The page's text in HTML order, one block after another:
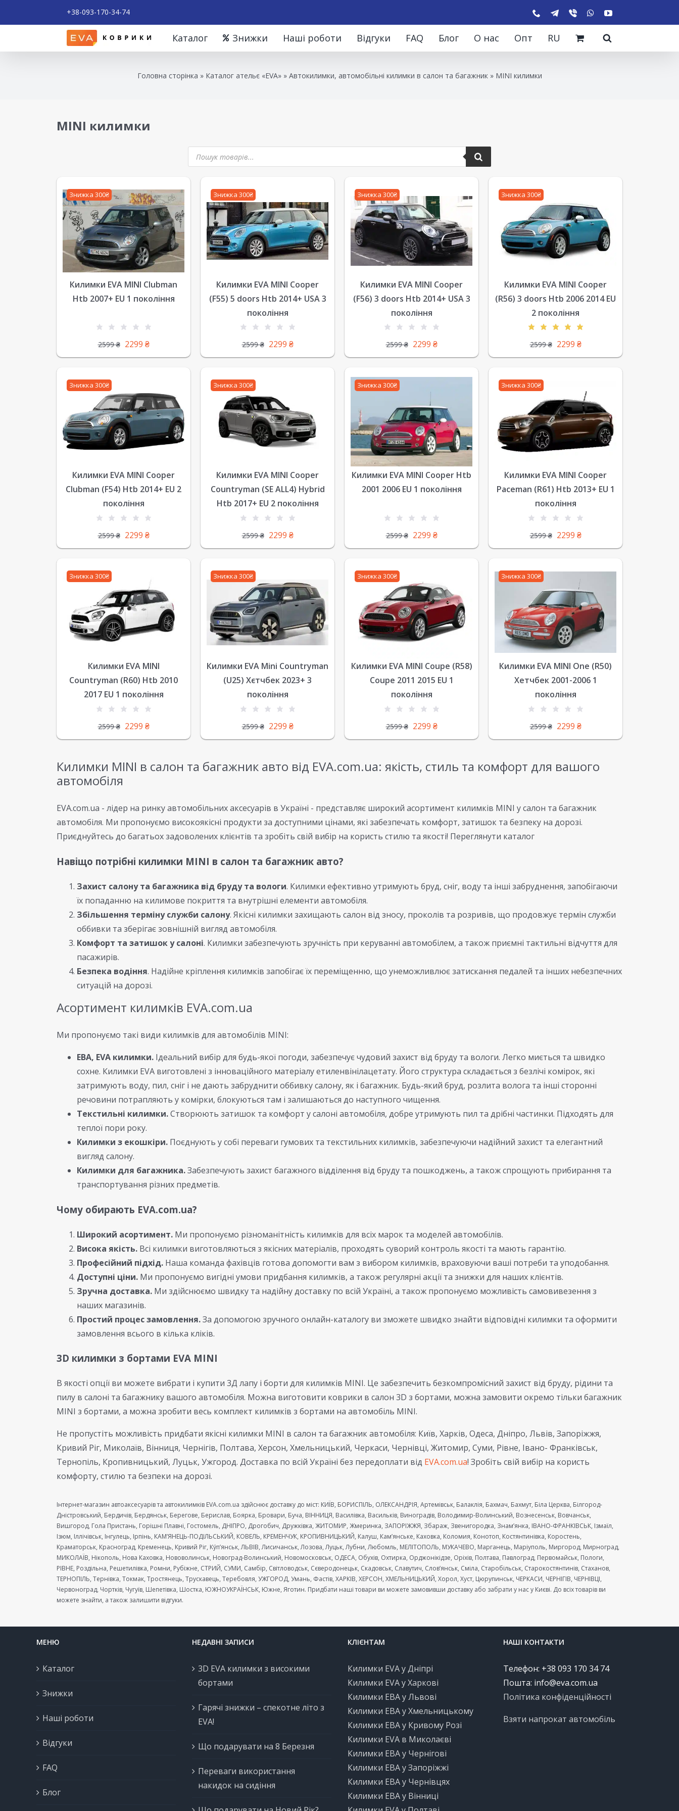
+38-093-170-34-74
Каталог Знижки Наші роботи Відгуки FAQ Блог О нас Опт RU
Головна сторінка » Каталог ательє «EVA»» Автокилимки, автомобільні килимки в салон та багажник» MINI килимки
MINI килимки
Знижка 300₴
Килимки EVA MINI Clubman
Htb 2007+ EU 1 покоління
2599₴ 2299 ₴
Знижка 300₴
Килимки EVA MINI Cooper
(F55) 5 doors Htb 2014+ USA 3
покоління
2599₴ 2299 ₴
Знижка 300₴
Килимки EVA MINI Cooper
(F56) 3 doors Htb 2014+ USA 3
покоління
2599₴ 2299 ₴
Знижка 300₴
Килимки EVA MINI Cooper
(R56) 3 doors Htb 2006 2014 EU
2 покоління
2599₴ 2299 ₴
Знижка 300₴
Килимки EVA MINI Cooper
Clubman (F54) Htb 2014+ EU 2
покоління
2599₴ 2299 ₴
Знижка 300₴
Килимки EVA MINI Cooper
Countryman (SE ALL4) Hybrid
Htb 2017+ EU 2 покоління
2599₴ 2299 ₴
Знижка 300₴
Килимки EVA MINI Cooper Htb
2001 2006 EU 1 покоління
2599₴ 2299 ₴
Знижка 300₴
Килимки EVA MINI Cooper
Paceman (R61) Htb 2013+ EU 1
покоління
2599₴ 2299 ₴
Знижка 300₴
Килимки EVA MINI
Countryman (R60) Htb 2010
2017 EU 1 покоління
2599₴ 2299 ₴
Знижка 300₴
Килимки EVA Mini Countryman
(U25) Хєтчбек 2023+ 3
покоління
2599₴ 2299 ₴
Знижка 300₴
Килимки EVA MINI Coupe (R58)
Coupe 2011 2015 EU 1
покоління
2599₴ 2299 ₴
Знижка 300₴
Килимки EVA MINI One (R50)
Хетчбек 2001-2006 1
покоління
2599₴ 2299 ₴
Килимки MINI в салон та багажник авто від EVA.com.ua: якість, стиль та комфорт для вашого
автомобіля
EVA.com.ua - лідер на ринку автомобільних аксесуарів в Україні - представляє широкий асортимент килимків MINI у салон та багажник
автомобіля. Ми пропонуємо високоякісні продукти за доступними цінами, які забезпечать комфорт, затишок та безпеку на дорозі.
Приєднуйтесь до багатьох задоволених клієнтів та зробіть свій вибір на користь стилю та якості! Переглянути каталог
Навіщо потрібні килимки MINI в салон та багажник авто?
Захист салону та багажника від бруду та вологи. Килимки ефективно утримують бруд, сніг, воду та інші забруднення, запобігаючи
їх попаданню на килимове покриття та внутрішні елементи автомобіля.
Збільшення терміну служби салону. Якісні килимки захищають салон від зносу, проколів та розривів, що продовжує термін служби
оббивки та зберігає зовнішній вигляд автомобіля.
Комфорт та затишок у салоні. Килимки забезпечують зручність при керуванні автомобілем, а також приємні тактильні відчуття для
пасажирів.
Безпека водіння. Надійне кріплення килимків запобігає їх переміщенню, що унеможливлює затискання педалей та інших небезпечних
ситуацій на дорозі.
Асортимент килимків EVA.com.ua
Ми пропонуємо такі види килимків для автомобілів MINI:
ЕВА, EVA килимки. Ідеальний вибір для будь-якої погоди, забезпечує чудовий захист від бруду та вологи. Легко миється та швидко
сохне. Килимки EVA виготовлені з інноваційного матеріалу етиленвінілацетату. Його структура складається з безлічі комірок, які
затримують воду, пил, сніг і не дають забруднити оббивку салону, як і багажник. Будь-який бруд, розлита волога та інші сторонні
речовини потрапляють у комірки, блокуються там і залишаються до наступного чищення.
Текстильні килимки.Створюють затишок та комфорт у салоні автомобіля, добре утримують пил та дрібні частинки. Підходять для
теплої пори року.
Килимки з екошкіри. Поєднують у собі переваги гумових та текстильних килимків, забезпечуючи надійний захист та елегантний
вигляд салону.
Килимки для багажника.Забезпечують захист багажного відділення від бруду та пошкоджень, а також спрощують прибирання та
транспортування різних предметів.
Чому обирають EVA.com.ua?
Широкий асортимент. Ми пропонуємо різноманітність килимків для всіх марок та моделей автомобілів.
Висока якість. Всі килимки виготовляються з якісних матеріалів, проходять суворий контроль якості та мають гарантію.
Професійний підхід. Наша команда фахівців готова допомогти вам з вибором килимків, враховуючи ваші потреби та уподобання.
Доступні ціни. Ми пропонуємо вигідні умови придбання килимків, а також регулярні акції та знижки для наших клієнтів.
Зручна доставка. Ми здійснюємо швидку та надійну доставку по всій Україні, а також пропонуємо можливість самовивезення з
наших магазинів.
Простий процес замовлення.За допомогою зручного онлайн-каталогу ви зможете швидко знайти відповідні килимки та оформити
замовлення всього в кілька кліків.
3D килимки з бортами EVA MINI
В якості опції ви можете вибрати і купити 3Д лапу і борти для килимків MINI. Це забезпечить безкомпромісний захист від бруду, рідини та
пилу в салоні та багажнику вашого автомобіля. Можна виготовити коврики в салон 3D з бортами, можна замовити окремо тільки багажник
MINI з бортами, а можна зробити весь комплект килимків з бортами на автомобіль MINI.
Не пропустіть можливість придбати якісні килимки MINI в салон та багажник автомобіля: Київ, Харків, Одеса, Дніпро, Львів, Запоріжжя,
Кривий Ріг, Миколаїв, Вінниця, Чернігів, Полтава, Херсон, Хмельницький, Черкаси, Чернівці, Житомир, Суми, Рівне, Івано- Франківськ,
Тернопіль, Кропивницький, Луцьк, Ужгород. Доставка по всій Україні без передоплати від EVA.com.ua! Зробіть свій вибір на користь
комфорту, стилю та безпеки на дорозі.
Інтернет-магазин автоаксесуарів та автокилимків EVA.com.ua здійснює доставку до міст: КИЇВ, БОРИСПІЛЬ, ОЛЕКСАНДРІЯ, Артемівськ, Балаклія, Бахмач, Бахмут, Біла Церква, Білгород-
Дністровський, Бердичів, Бердянськ, Берегове, Берислав, Боярка, Бровари, Буча, ВІННИЦЯ, Василівка, Васильків, Виноградів, Володимир-Волинський, Вознесенськ, Вовчанськ,
Вишгород, Гола Пристань, Горішні Плавні, Гостомель, ДНІПРО, Дрогобич, Дружківка, ЖИТОМИР, Жмеринка, ЗАПОРІЖЖЯ, Збараж, Звенигородка, Знам’янка, ІВАНО-ФРАНКІВСЬК, Ізмаїл,
Ізюм, Іллічівськ, Інгулець, Ірпінь, КАМ’ЯНЕЦЬ-ПОДІЛЬСЬКИЙ, КОВЕЛЬ, КРЕМЕНЧУК, КРОПИВНИЦЬКИЙ, Калуш, Кам’янське, Каховка, Коломия, Конотоп, Костянтинівка, Коростень,
Краматорськ, Красноград, Кременець, Кривий Ріг, Ку́п’янськ, ЛЬВІВ, Лисичанськ, Лозова, Луцьк, Лубни, Любомль, МЕЛІТОПОЛЬ, МУКАЧЕВО, Марганець, Маріуполь, Миргород, Мирноград,
МИКОЛАЇВ, Нікополь, Нова Каховка, Нововолинськ, Новоград-Волинський, Новомосковськ, ОДЕСА, Обухів, Охтирка, Орджонікідзе, Оріхів, Полтава, Павлоград, Первомайськ, Пологи,
РІВНЕ, Роздільна, Решетилівка, Ромни, Рубіжне, СТРИЙ, СУМИ, Самбір, Світловодськ, Сєверодонецьк, Скадовськ, Славутич, Слов’янськ, Сміла, Старобільськ, Старокостянтинів, Стаханов,
ТЕРНОПІЛЬ, Тернівка, Токмак, Тростянець, Трускавець, Теребовля, УЖГОРОД, Умань, Фастів, ХАРКІВ, ХЕРСОН, ХМЕЛЬНИЦЬКИЙ, Хорол, Хуст, Цюрупинськ, ЧЕРКАСИ, ЧЕРНІГІВ, ЧЕРНІВЦІ,
Червоноград, Чортків, Чугуїв, Шепетівка, Шостка, ЮЖНОУКРАЇНСЬК, Южне, Яготин. Придбати наші товари ви можете замовивши доставку або забрати у нас у Києві. До всіх товарів ви
можете знайти, а також залишити відгуки.
МЕНЮ
Каталог
Знижки
Наші роботи
Відгуки
FAQ
Блог
НЕДАВНІ ЗАПИСИ
3D EVA килимки з високими
бортами
Гарячі знижки – спекотне літо з
EVA!
Що подарувати на 8 Березня
Переваги використання
накидок на сидіння
КЛІЄНТАМ
Килимки EVA у Дніпрі
Килимки EVA у Харкові
Килимки ЕВА у Львові
Килимки ЕВА у Хмельницькому
Килимки ЕВА у Кривому Розі
Килимки EVA в Миколаєві
Килимки ЕВА у Чернігові
Килимки ЕВА у Запоріжжі
Килимки ЕВА у Чернівцях
Килимки ЕВА у Вінниці
НАШІ КОНТАКТИ
Телефон: +38 093 170 34 74
Пошта: info@eva.com.ua
Політика конфіденційності
Взяти напрокат автомобіль